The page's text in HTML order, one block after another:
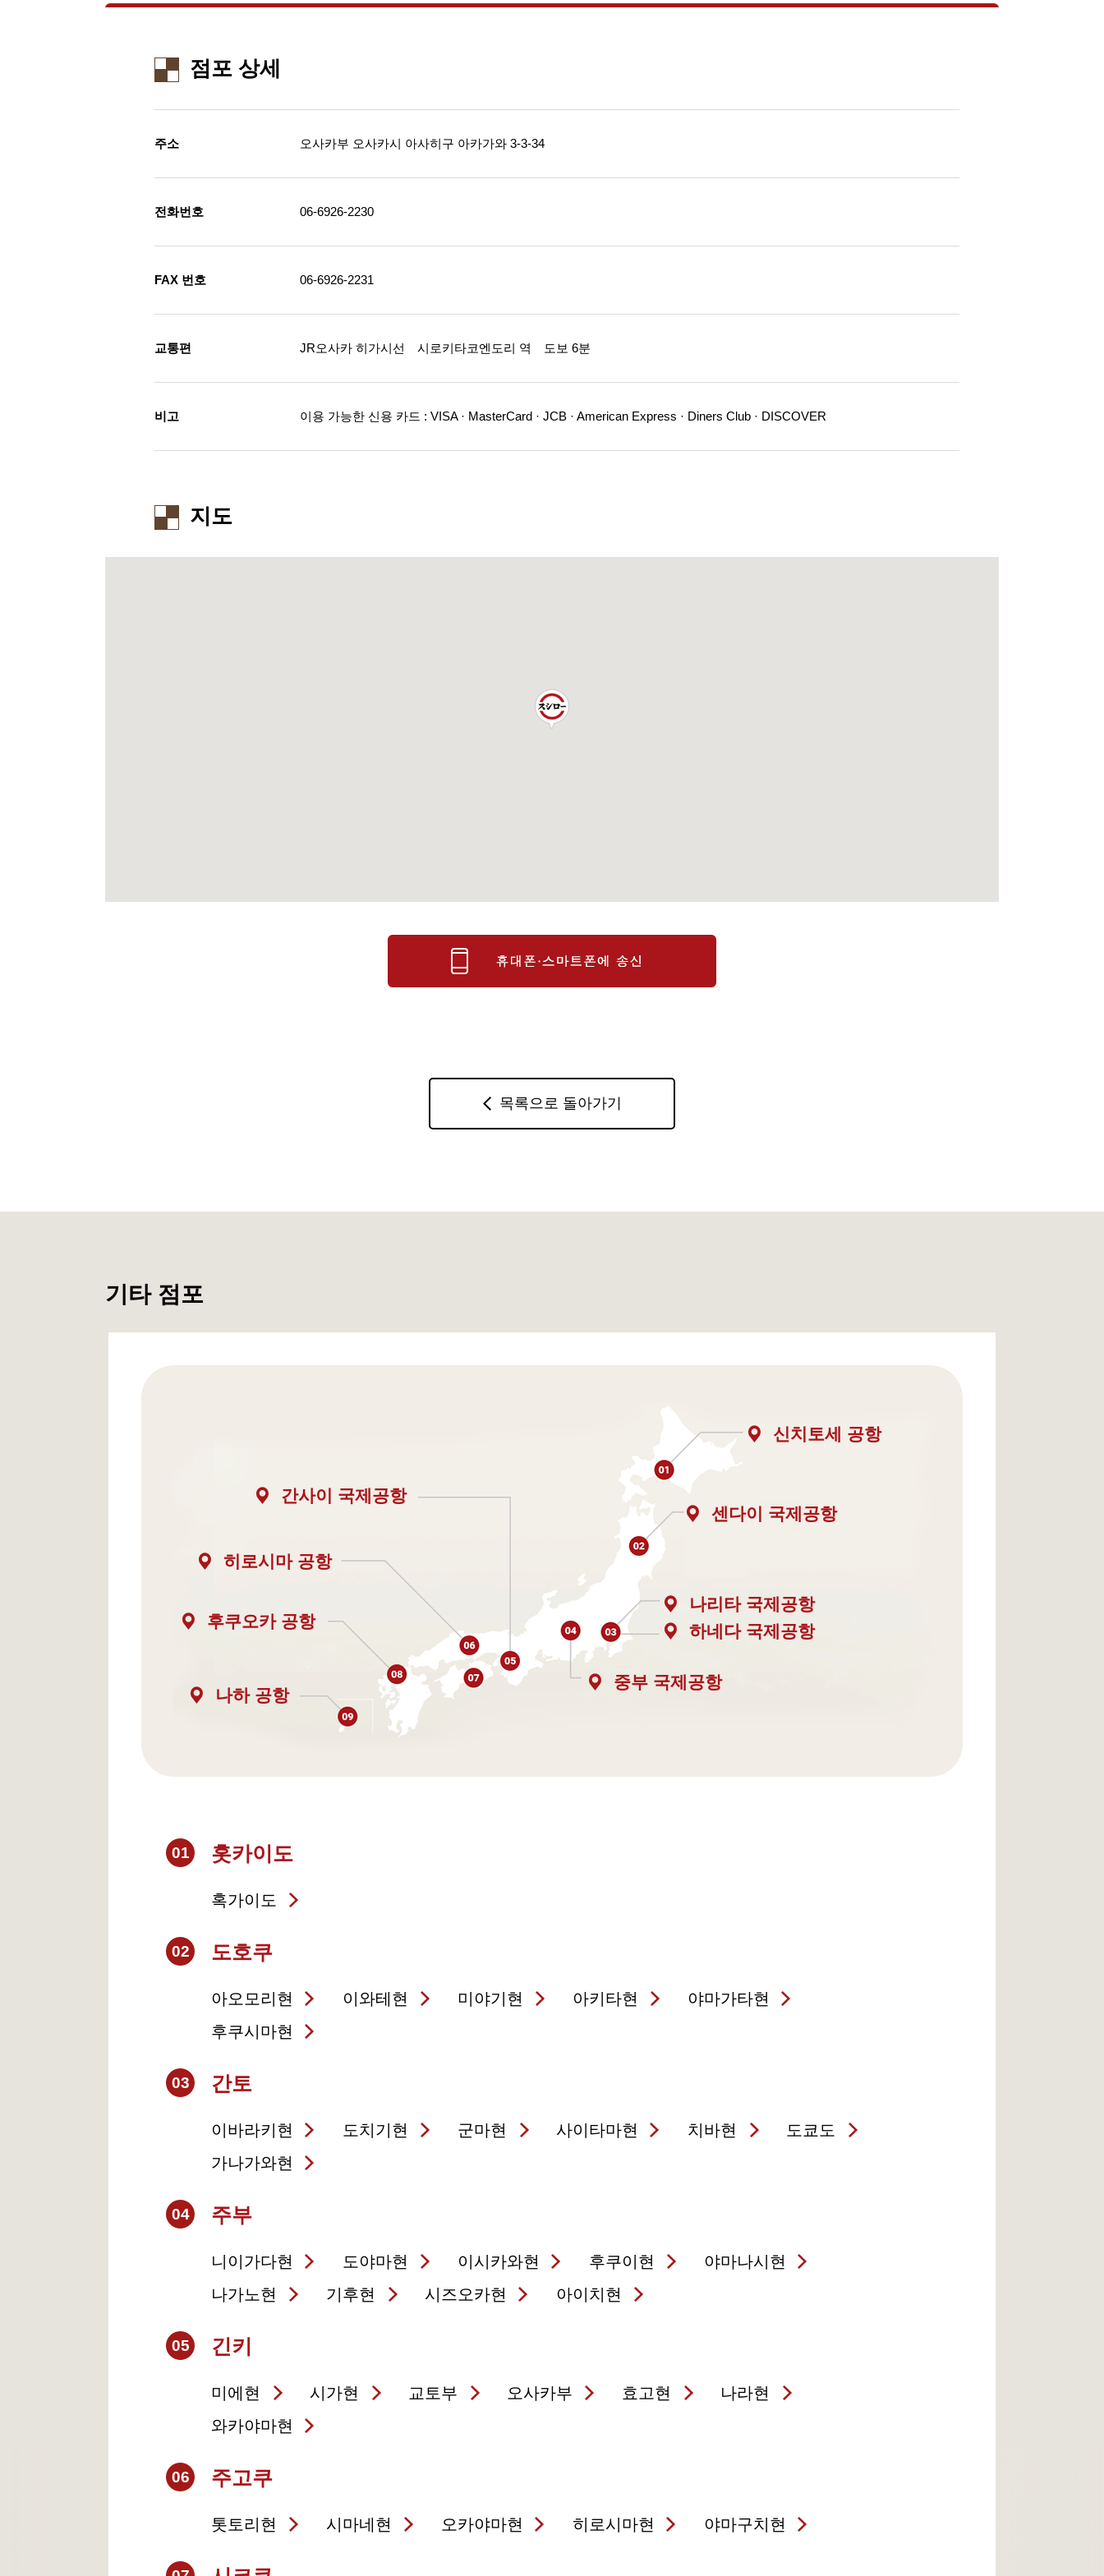
점포 상세
주소 오사카부 오사카시 아사히구 아카가와 3-3-34
전화번호 06-6926-2230
FAX 번호 06-6926-2231
교통편 JR오사카 히가시선 시로키타코엔도리 역 도보 6분
비고 이용 가능한 신용 카드 : VISA · MasterCard · JCB · American Express · Diners Club · DISCOVER
지도
목록으로 돌아가기
기타 점포
신치토세 공항
센다이 국제공항
나리타 국제공항
하네다 국제공항
중부 국제공항
간사이 국제공항
히로시마 공항
후쿠오카 공항
나하 공항
01 홋카이도
혹가이도
02 도호쿠
아오모리현 이와테현 미야기현 아키타현
야마가타현
후쿠시마현
03 간토
이바라키현 도치기현 군마현 사이타마현 치바현
도쿄도
가나가와현
04 주부
니이가다현 도야마현 이시카와현 후쿠이현
야마나시현
나가노현
기후현 시즈오카현 아이치현
05 긴키
미에현 시가현 교토부 오사카부 효고현
나라현
와카야마현
06 주고쿠
톳토리현 시마네현 오카야마현 히로시마현 야마구치현